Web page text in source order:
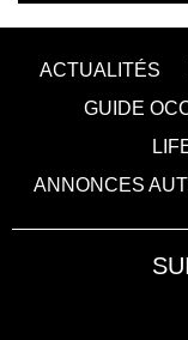
ACTUALITÉS
GUIDE
ANNONCES